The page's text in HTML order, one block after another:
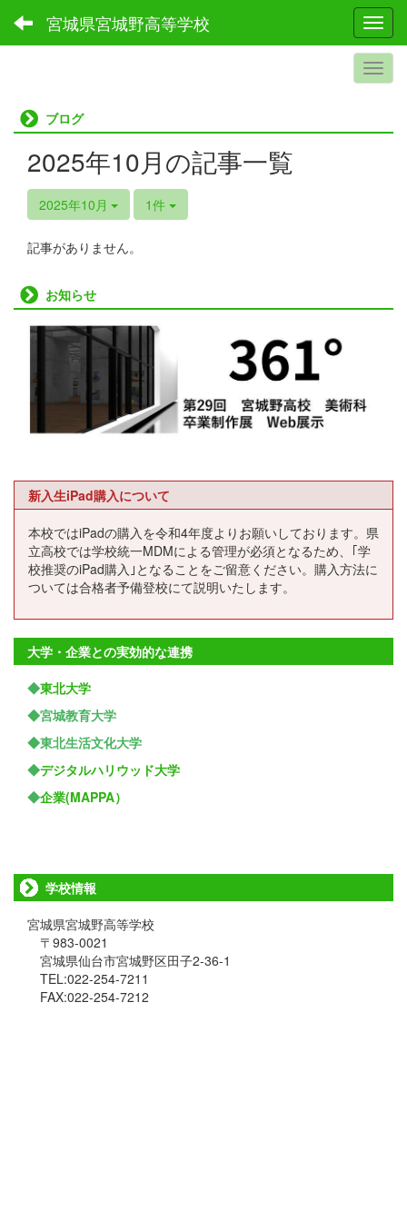
宮城県宮城野高等学校
ブログ
2025年10月の記事一覧
2025年10月 1件
記事がありません。
お知らせ
新入生iPad購入について
本校ではiPadの購入を令和4年度よりお願いしております。県
立高校では学校統一MDMによる管理が必須となるため、｢学
校推奨のiPad購入｣となることをご留意ください。購入方法に
ついては合格者予備登校にて説明いたします。
大学・企業との実効的な連携
◆東北大学
◆宮城教育大学
◆東北生活文化大学
◆デジタルハリウッド大学
◆企業(MAPPA）
学校情報
宮城県宮城野高等学校
〒983-0021
宮城県仙台市宮城野区田子2-36-1
TEL:022-254-7211
FAX:022-254-7212